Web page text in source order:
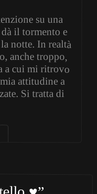
su una
il tormento e
notte. In realtà
anche troppo,
a cui mi ritrovo
attitudine a
Si tratta di